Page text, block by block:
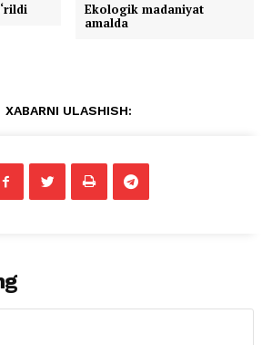
Ekologik madaniyat
amalda
XABARNI ULASHISH: